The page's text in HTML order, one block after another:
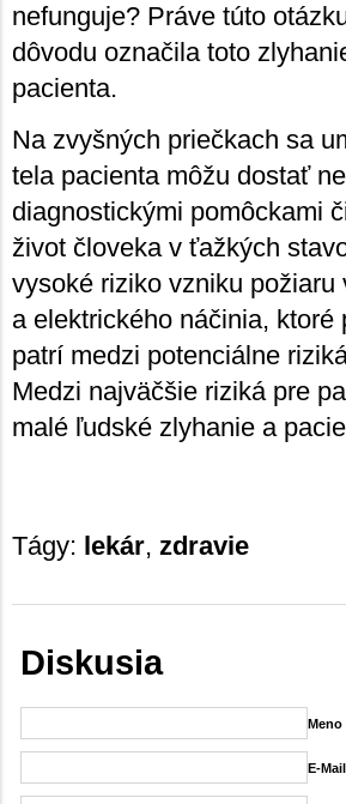
nefunguje? Práve túto
dôvodu označila toto
pacienta.
Na zvyšných priečkach sa
tela pacienta môžu dostať
diagnostickými pomôckami
život človeka v ťažkých
vysoké riziko vzniku
a elektrického náčinia,
patrí medzi potenciálne
Medzi najväčšie riziká pre
malé ľudské zlyhanie a
Tágy: lekár, zdravie
Diskusia
E-